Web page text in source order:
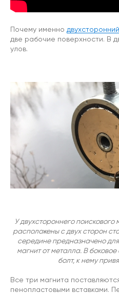
Почему именно
две рабочие поверхности. В
улов.
У двухстороннего
расположены с двух сторон
середине предназначено
магнит от металла. В
болт, к нему
Все три магнита
пенопластовыми вставками.